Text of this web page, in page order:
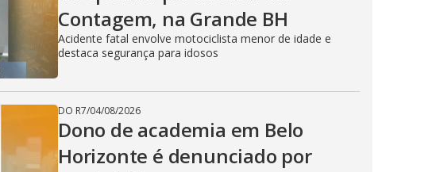
Contagem, na Grande BH
Acidente fatal envolve motociclista menor de idade e
destaca segurança para idosos
DO R7/04/08/2026
Dono de academia em Belo
Horizonte é denunciado por